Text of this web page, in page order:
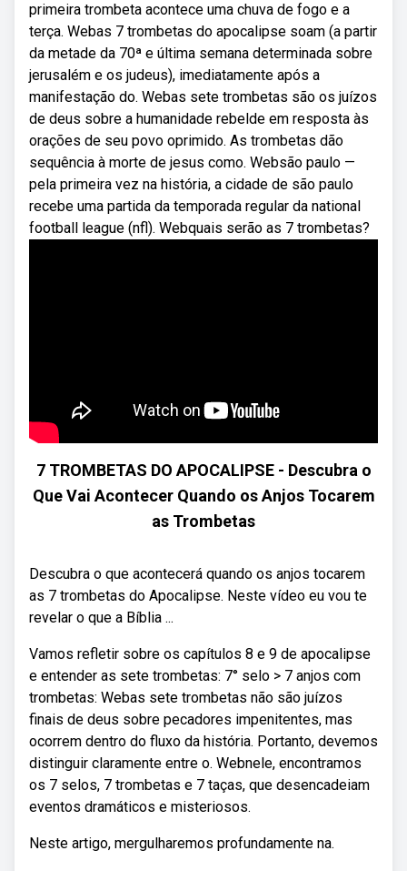
primeira trombeta acontece uma chuva de fogo e a
terça. Webas 7 trombetas do apocalipse soam (a partir
da metade da 70ª e última semana determinada sobre
jerusalém e os judeus), imediatamente após a
manifestação do. Webas sete trombetas são os juízos
de deus sobre a humanidade rebelde em resposta às
orações de seu povo oprimido. As trombetas dão
sequência à morte de jesus como. Websão paulo —
pela primeira vez na história, a cidade de são paulo
recebe uma partida da temporada regular da national
football league (nfl). Webquais serão as 7 trombetas?
7 TROMBETAS DO APOCALIPSE - Descubra o
Que Vai Acontecer Quando os Anjos Tocarem
as Trombetas
Descubra o que acontecerá quando os anjos tocarem
as 7 trombetas do Apocalipse. Neste vídeo eu vou te
revelar o que a Bíblia ...
Vamos refletir sobre os capítulos 8 e 9 de apocalipse
e entender as sete trombetas: 7° selo > 7 anjos com
trombetas: Webas sete trombetas não são juízos
finais de deus sobre pecadores impenitentes, mas
ocorrem dentro do fluxo da história. Portanto, devemos
distinguir claramente entre o. Webnele, encontramos
os 7 selos, 7 trombetas e 7 taças, que desencadeiam
eventos dramáticos e misteriosos.
Neste artigo, mergulharemos profundamente na.